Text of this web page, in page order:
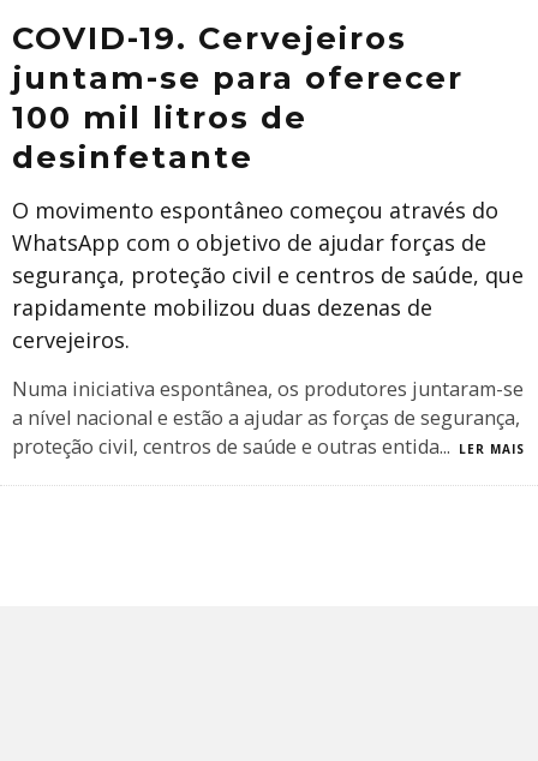
COVID-19. Cervejeiros
juntam-se para oferecer
100 mil litros de
desinfetante
O movimento espontâneo começou através do
WhatsApp com o objetivo de ajudar forças de
segurança, proteção civil e centros de saúde, que
rapidamente mobilizou duas dezenas de
cervejeiros.
Numa iniciativa espontânea, os produtores juntaram-se
a nível nacional e estão a ajudar as forças de segurança,
proteção civil, centros de saúde e outras entida... LER MAIS